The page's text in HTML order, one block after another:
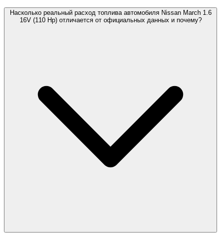
Насколько реальный расход топлива автомобиля Nissan March 1.6
16V (110 Hp) отличается от официальных данных и почему?